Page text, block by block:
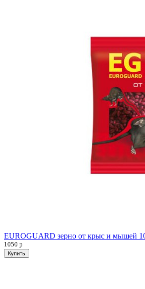
EUROGUARD зерно от крыс и мышей
1050 р